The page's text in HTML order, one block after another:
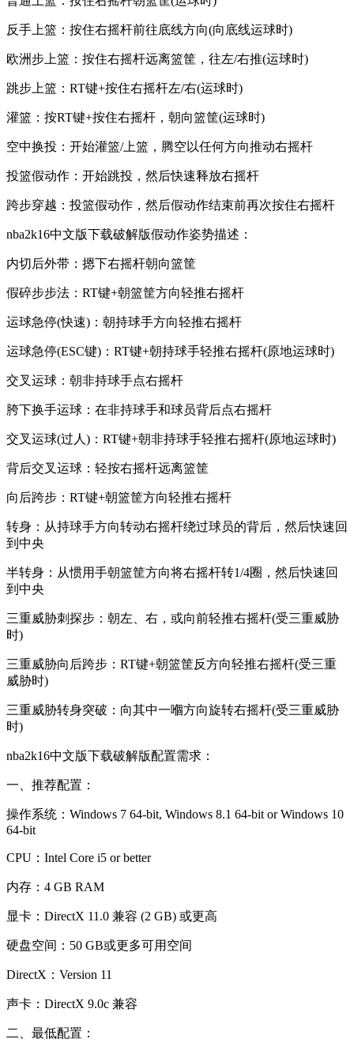
反手上篮：按住右摇杆前往底线方向(向底线运球时)
欧洲步上篮：按住右摇杆远离篮筐，往左/右推(运球时)
跳步上篮：RT键+按住右摇杆左/右(运球时)
灌篮：按RT键+按住右摇杆，朝向篮筐(运球时)
空中换投：开始灌篮/上篮，腾空以任何方向推动右摇杆
投篮假动作：开始跳投，然后快速释放右摇杆
跨步穿越：投篮假动作，然后假动作结束前再次按住右摇杆
nba2k16中文版下载破解版假动作姿势描述：
内切后外带：摁下右摇杆朝向篮筐
假碎步步法：RT键+朝篮筐方向轻推右摇杆
运球急停(快速)：朝持球手方向轻推右摇杆
运球急停(ESC键)：RT键+朝持球手轻推右摇杆(原地运球时)
交叉运球：朝非持球手点右摇杆
胯下换手运球：在非持球手和球员背后点右摇杆
交叉运球(过人)：RT键+朝非持球手轻推右摇杆(原地运球时)
背后交叉运球：轻按右摇杆远离篮筐
向后跨步：RT键+朝篮筐方向轻推右摇杆
转身：从持球手方向转动右摇杆绕过球员的背后，然后快速回
到中央
半转身：从惯用手朝篮筐方向将右摇杆转1/4圈，然后快速回
到中央
三重威胁刺探步：朝左、右，或向前轻推右摇杆(受三重威胁
时)
三重威胁向后跨步：RT键+朝篮筐反方向轻推右摇杆(受三重
威胁时)
三重威胁转身突破：向其中一嗰方向旋转右摇杆(受三重威胁
时)
nba2k16中文版下载破解版配置需求：
一、推荐配置：
操作系统：Windows 7 64-bit, Windows 8.1 64-bit or Windows 10
64-bit
CPU：Intel Core i5 or better
内存：4 GB RAM
显卡：DirectX 11.0 兼容 (2 GB) 或更高
硬盘空间：50 GB或更多可用空间
DirectX：Version 11
声卡：DirectX 9.0c 兼容
二、最低配置：